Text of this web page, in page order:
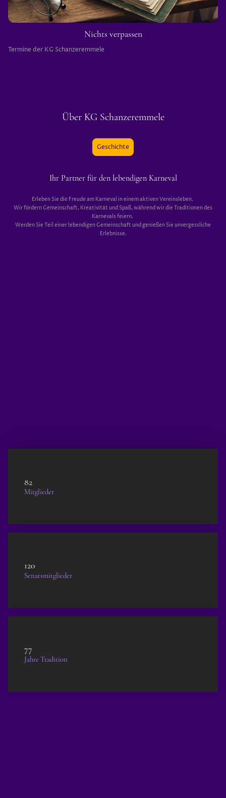
Nichts verpassen
Termine der KG Schanzeremmele
Über KG Schanzeremmele
Geschichte
Ihr Partner für den lebendigen Karneval
Erleben Sie die Freude am Karneval in einem aktiven Vereinsleben.
Wir fördern Gemeinschaft, Kreativität und Spaß, während wir die Traditionen des
Karnevals feiern.
Werden Sie Teil einer lebendigen Gemeinschaft und genießen Sie unvergessliche
Erlebnisse.
82
Mitglieder
120
Senatsmitglieder
77
Jahre Tradition